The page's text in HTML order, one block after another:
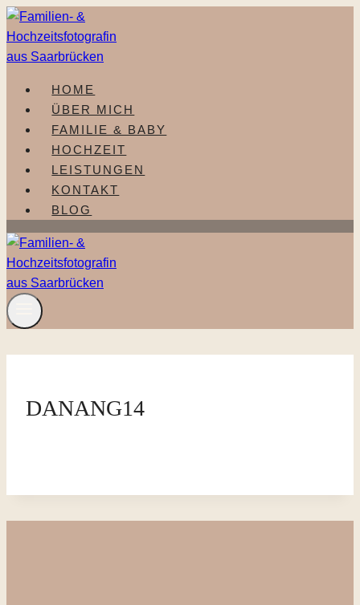
Zum
Inhalt
springen
HOME
ÜBER MICH
FAMILIE & BABY
HOCHZEIT
LEISTUNGEN
KONTAKT
BLOG
DANANG14